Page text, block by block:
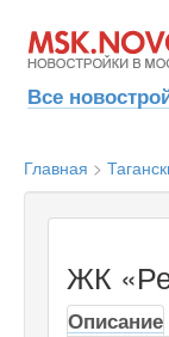
Все
Главная >
ЖК
Описание